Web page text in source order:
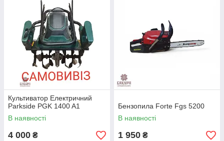
Культиватор Електричний
Parkside PGK 1400 A1
В наявності
4 000 ₴
Бензопила Forte Fgs 5200
В наявності
1 950 ₴